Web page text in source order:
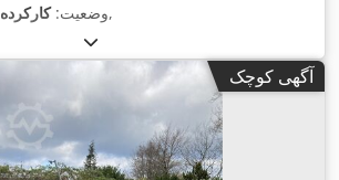
وضعیت:کارکرده ,
آگهی کوچک